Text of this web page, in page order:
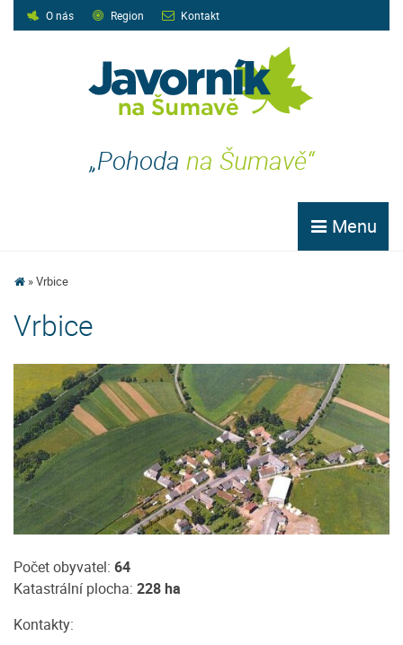
O nás Region Kontakt
„Pohoda na Šumavě“
Menu
Vrbice
Vrbice
Počet obyvatel: 64
Katastrální plocha: 228 ha
Kontakty: